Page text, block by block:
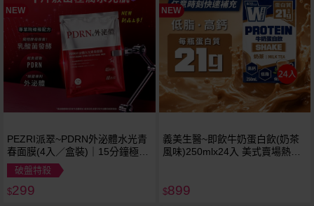
NEW
PEZRI派翠~PDRN外泌體水光青
春面膜(4入／盒裝)｜15分鐘極潤
保濕 / 舒緩修護長纖布敷膜
破盤特殺
$299
NEW
義美生醫~即飲牛奶蛋白飲(奶茶
風味)250mlx24入 美式賣場熱銷
$899